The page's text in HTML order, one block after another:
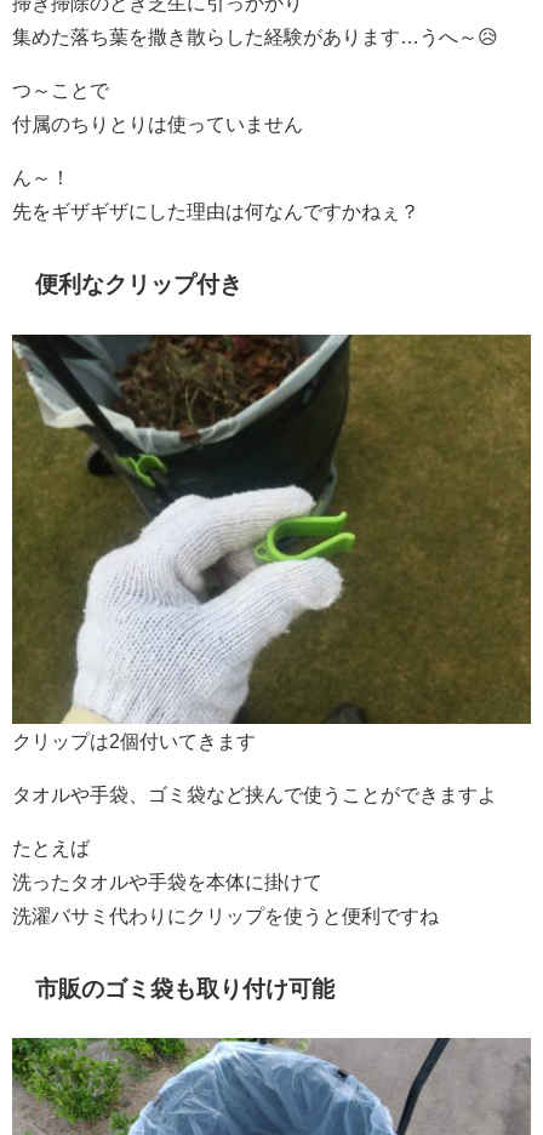
集めた落ち葉を撒き散らした経験があります…うへ～😥
つ～ことで
付属のちりとりは使っていません
ん～！
先をギザギザにした理由は何なんですかねぇ？
便利なクリップ付き
クリップは2個付いてきます
タオルや手袋、ゴミ袋など挟んで使うことができますよ
たとえば
洗ったタオルや手袋を本体に掛けて
洗濯バサミ代わりにクリップを使うと便利ですね
市販のゴミ袋も取り付け可能